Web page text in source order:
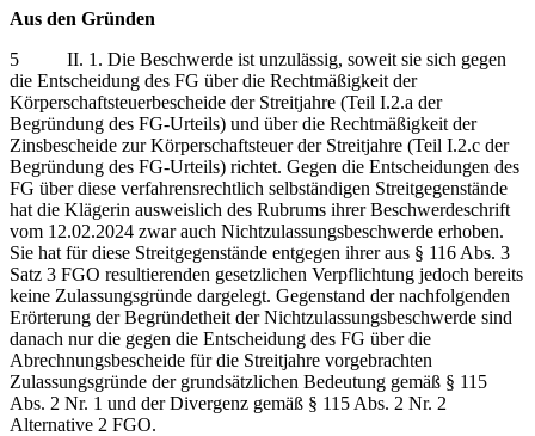
Aus den Gründen
5 II. 1. Die Beschwerde ist unzulässig, soweit sie sich gegen
die Entscheidung des FG über die Rechtmäßigkeit der
Körperschaftsteuerbescheide der Streitjahre (Teil I.2.a der
Begründung des FG-Urteils) und über die Rechtmäßigkeit der
Zinsbescheide zur Körperschaftsteuer der Streitjahre (Teil I.2.c der
Begründung des FG-Urteils) richtet. Gegen die Entscheidungen des
FG über diese verfahrensrechtlich selbständigen Streitgegenstände
hat die Klägerin ausweislich des Rubrums ihrer Beschwerdeschrift
vom 12.02.2024 zwar auch Nichtzulassungsbeschwerde erhoben.
Sie hat für diese Streitgegenstände entgegen ihrer aus § 116 Abs. 3
Satz 3 FGO resultierenden gesetzlichen Verpflichtung jedoch bereits
keine Zulassungsgründe dargelegt. Gegenstand der nachfolgenden
Erörterung der Begründetheit der Nichtzulassungsbeschwerde sind
danach nur die gegen die Entscheidung des FG über die
Abrechnungsbescheide für die Streitjahre vorgebrachten
Zulassungsgründe der grundsätzlichen Bedeutung gemäß § 115
Abs. 2 Nr. 1 und der Divergenz gemäß § 115 Abs. 2 Nr. 2
Alternative 2 FGO.